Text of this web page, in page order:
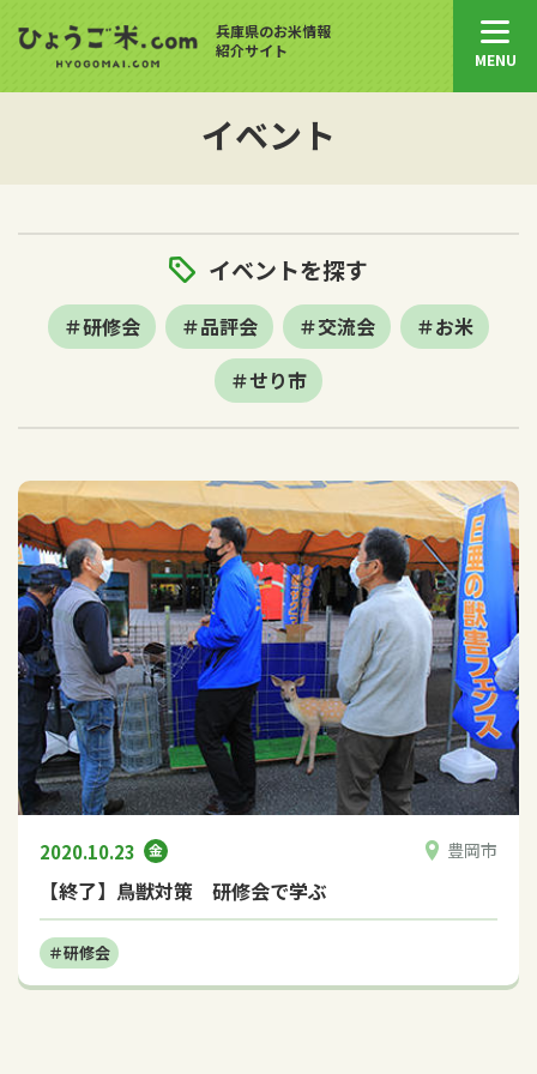
兵庫県のお米情報
紹介サイト
MENU
イベント
イベントを探す
研修会 品評会 交流会
お米
せり市
2020.10.23 金 豊岡市
【終了】鳥獣対策 研修会で学ぶ
研修会